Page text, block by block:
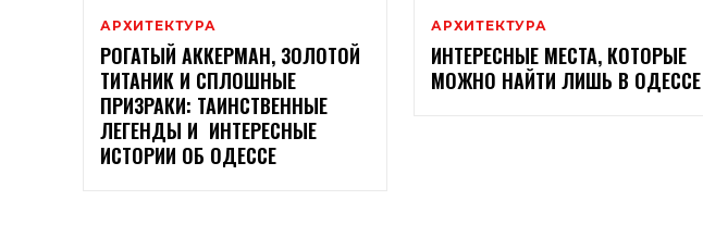
АРХИТЕКТУРА
РОГАТЫЙ АККЕРМАН, ЗОЛОТОЙ
ТИТАНИК И СПЛОШНЫЕ
ПРИЗРАКИ: ТАИНСТВЕННЫЕ
ЛЕГЕНДЫ И ИНТЕРЕСНЫЕ
ИСТОРИИ ОБ ОДЕССЕ
АРХИТЕКТУРА
ИНТЕРЕСНЫЕ МЕСТА, КОТОРЫЕ
МОЖНО НАЙТИ ЛИШЬ В ОДЕССЕ